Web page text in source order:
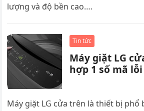
lượng và độ bền cao….
Tin tức
Máy giặt LG
hợp 1 số mã
Máy giặt LG cửa trên là thiết bị phổ